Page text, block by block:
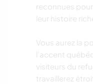
reconnues
leur histoire
Vous aurez la
l’accent
visiteurs du
travaillerez